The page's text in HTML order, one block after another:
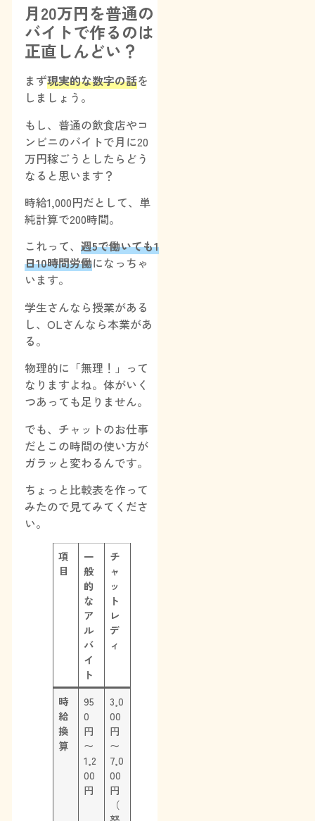
月20万円を普通の
バイトで作るのは
正直しんどい？
まず現実的な数字の話を
しましょう。
もし、普通の飲食店やコ
ンビニのバイトで月に20
万円稼ごうとしたらどう
なると思います？
時給1,000円だとして、単
純計算で200時間。
これって、 週5で働いても1
日10時間労働になっちゃ
います。
学生さんなら授業がある
し、OLさんなら本業があ
る。
物理的に「無理！」って
なりますよね。体がいく
つあっても足りません。
でも、チャットのお仕事
だとこの時間の使い方が
ガラッと変わるんです。
ちょっと比較表を作って
みたので見てみてくださ
い。
項
目
一
般
的
な
ア
ル
バ
イ
ト
チ
ャ
ッ
ト
レ
デ
ィ
時
給
換
算
95
0
円
〜
1,2
00
円
3,0
00
円
〜
7,0
00
円
（